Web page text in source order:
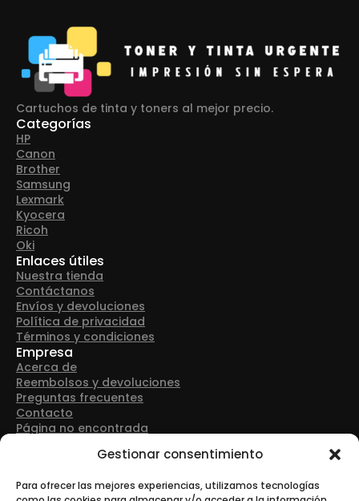
Gestionar consentimiento
Para ofrecer las mejores experiencias, utilizamos tecnologías
Cartuchos de tinta y toners al mejor precio.
Categorías
HP
Canon
Brother
Samsung
Lexmark
Kyocera
Ricoh
Oki
Enlaces útiles
Nuestra tienda
Contáctanos
Envíos y devoluciones
Política de privacidad
Términos y condiciones
Empresa
Acerca de
Reembolsos y devoluciones
Preguntas frecuentes
Contacto
Página no encontrada
Dirección: Avenida Las Retamas 50, 28922, Alcorcón